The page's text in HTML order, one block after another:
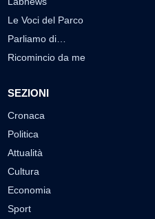
Le Voci del Parco
Parliamo di…
Ricomincio da me
SEZIONI
Cronaca
Politica
Attualità
Cultura
Economia
Sport